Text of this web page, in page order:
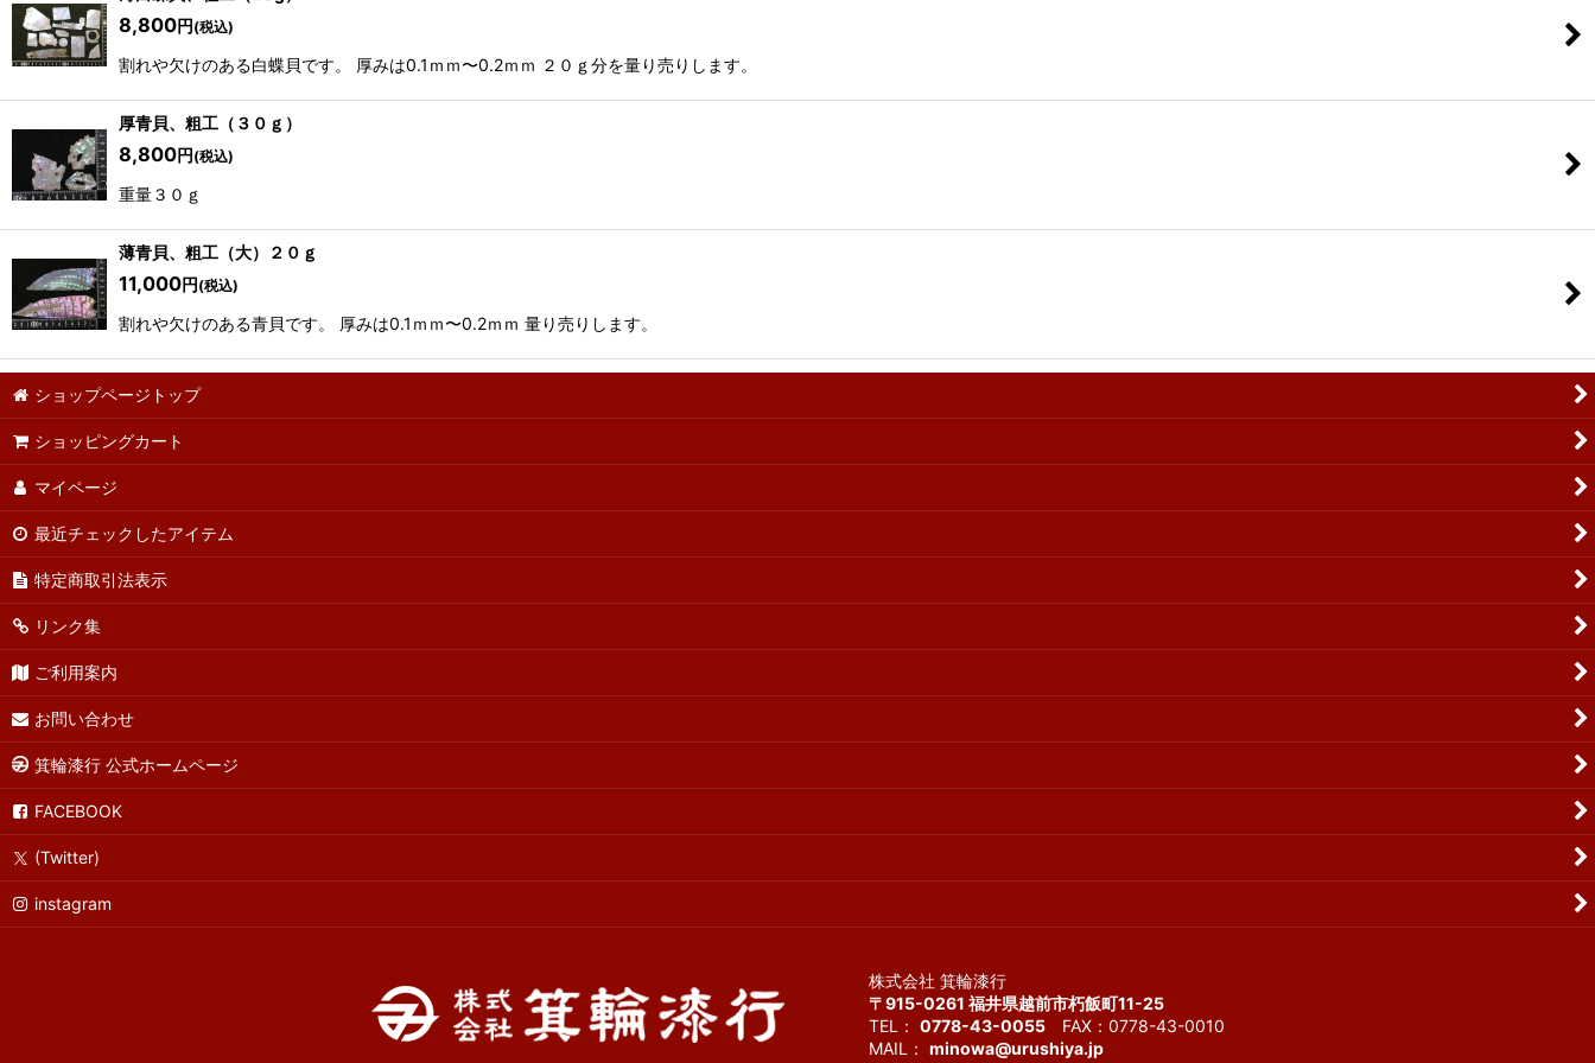
8,800円 (税込)
割れや欠けのある白蝶貝です。 厚みは0.1ｍｍ〜0.2ｍｍ ２０ｇ分を量り売りします。
厚青貝、粗工（３０ｇ）
8,800円 (税込)
重量３０ｇ
薄青貝、粗工（大）２０ｇ
11,000円 (税込)
割れや欠けのある青貝です。 厚みは0.1ｍｍ〜0.2ｍｍ 量り売りします。
ショップページトップ
ショッピングカート
マイページ
最近チェックしたアイテム
特定商取引法表示
リンク集
ご利用案内
お問い合わせ
箕輪漆行 公式ホームページ
FACEBOOK
(Twitter)
instagram
株式会社 箕輪漆行
〒915-0261 福井県越前市朽飯町11-25
TEL： 0778-43-0055 FAX：0778-43-0010
MAIL： minowa@urushiya.jp